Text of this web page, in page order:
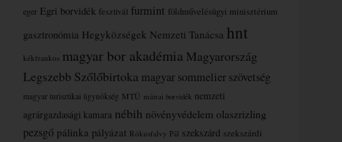
eger Egri borvidék fesztivál furmint földművelésügyi minisztérium
gasztronómia Hegyközségek Nemzeti Tanácsa hnt
kékfrankos magyar bor akadémia Magyarország
Legszebb Szőlőbirtoka magyar sommelier szövetség
magyar turisztikai ügynökség MTÜ mátrai borvidék nemzeti
agrárgazdasági kamara nébih növényvédelem olaszrizling
pezsgő pálinka pályázat Rókusfalvy Pál szekszárd szekszárdi